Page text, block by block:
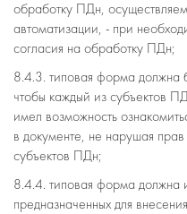
обработку ПДн,
автоматизации, - при
согласия на обработку ПДн;
8.4.3. типовая форма должна
чтобы каждый из субъектов
имел возможность
в документе, не нарушая
субъектов ПДн;
8.4.4. типовая форма должна
предназначенных для